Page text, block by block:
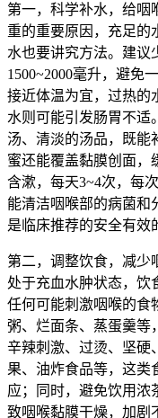
第一，科学补水，给咽
重的重要原因，充足的
水也要讲究方法。建议
1500~2000毫升，避免
接近体温为宜，过热的
水则可能引发肠胃不适
汤、清淡的汤品，既能
蜜还能覆盖黏膜创面，
含漱，每天3~4次，每
能清洁咽喉部的病菌和
是临床推荐的安全有效
第二，调整饮食，减少
处于充血水肿状态，饮
任何可能刺激咽喉的食
粥、烂面条、蒸蛋羹等
辛辣刺激、过烫、坚硬
果、油炸食品等，这类
应；同时，避免饮用浓
致咽喉黏膜干燥，加剧